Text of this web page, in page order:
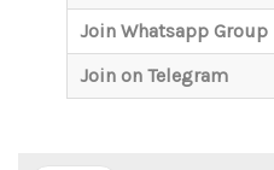
Join Whatsapp Group
Join on Telegram